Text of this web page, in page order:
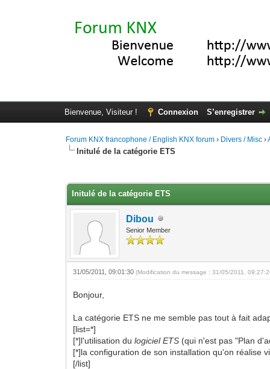
Bienvenue, Visiteur ! Connexion S’enregistrer
Forum KNX francophone / English KNX forum › Divers / Misc ›
Initulé de la catégorie ETS
Initulé de la catégorie ETS
Dibou
Senior Member
31/05/2011, 09:01:30(Modification du message : 31/05/2011,
Bonjour,
La catégorie ETS ne me semble pas tout à fait
[list=*]
[*]l'utilisation dulogiciel ETS (qui n'est pas "Plan
[*]la configuration de son installation qu'on réalise
[/list]